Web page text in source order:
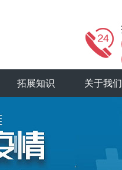
拓展知识 关于我们